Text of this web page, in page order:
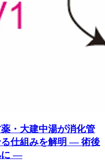
・大建中湯が消化管
仕組みを解明 ― 術後
に ―